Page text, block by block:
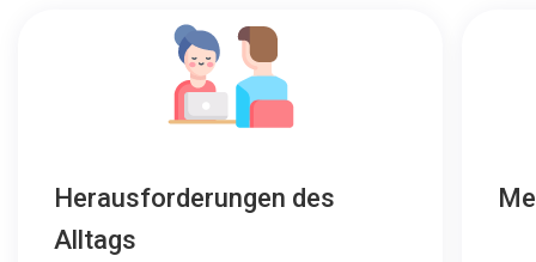
Herausforderungen des
Alltags